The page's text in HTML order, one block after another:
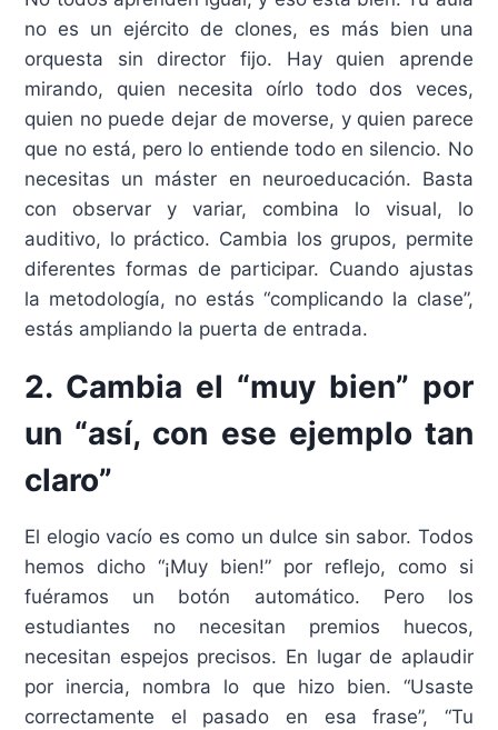
no es un ejército de clones, es más bien una
orquesta sin director fijo. Hay quien aprende
mirando, quien necesita oírlo todo dos veces,
quien no puede dejar de moverse, y quien parece
que no está, pero lo entiende todo en silencio. No
necesitas un máster en neuroeducación. Basta
con observar y variar, combina lo visual, lo
auditivo, lo práctico. Cambia los grupos, permite
diferentes formas de participar. Cuando ajustas
la metodología, no estás “complicando la clase”,
estás ampliando la puerta de entrada.
2. Cambia el “muy bien” por
un “así, con ese ejemplo tan
claro”
El elogio vacío es como un dulce sin sabor. Todos
hemos dicho “¡Muy bien!” por reflejo, como si
fuéramos un botón automático. Pero los
estudiantes no necesitan premios huecos,
necesitan espejos precisos. En lugar de aplaudir
por inercia, nombra lo que hizo bien. “Usaste
correctamente el pasado en esa frase”, “Tu